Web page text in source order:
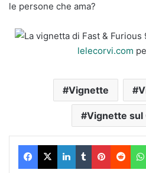
le persone che ama?
lelecorvi.com
Vignette
Vignette sul
Facebook
X LinkedIn
TumblrPinterest